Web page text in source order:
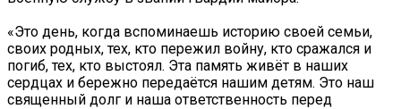
«Это день, когда вспоминаешь историю своей семьи,
своих родных, тех, кто пережил войну, кто сражался и
погиб, тех, кто выстоял. Эта память живёт в наших
сердцах и бережно передаётся нашим детям. Это наш
священный долг и наша ответственность перед